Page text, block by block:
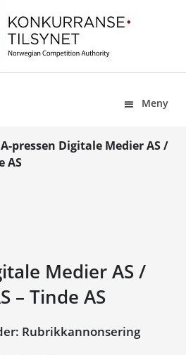
Meny
A-pressen Digitale Medier AS /
AS
Medier AS /
– Tinde AS
Rubrikkannonsering